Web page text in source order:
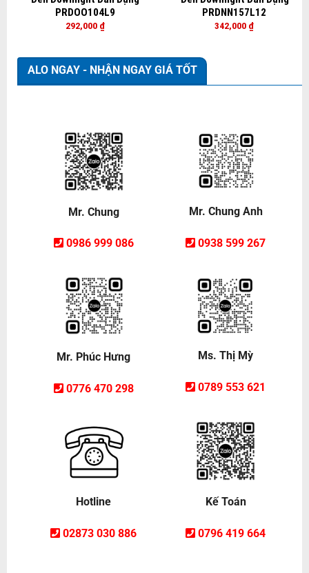
PRDOO104L9
292,000 ₫
PRDNN157L12
342,000 ₫
ALO NGAY - NHẬN NGAY GIÁ TỐT
Mr. Chung
0986 999 086
Mr. Chung Anh
0938 599 267
Mr. Phúc Hưng
0776 470 298
Ms. Thị Mỳ
0789 553 621
Hotline
02873 030 886
Kế Toán
0796 419 664